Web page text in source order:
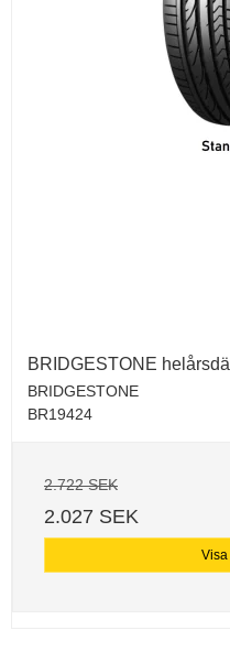
BRIDGESTONE
BRIDGESTONE
BR19424
2.722 SEK
2.027 SEK